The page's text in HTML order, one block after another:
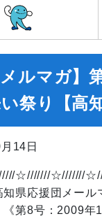
メルマガ】
祭り【高知
14日
☆///////☆///////
メールマガ
年10月